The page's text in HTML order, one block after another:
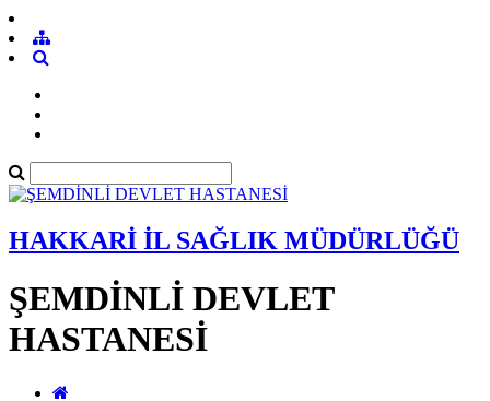
HAKKARİ İL SAĞLIK MÜDÜRLÜĞÜ
ŞEMDİNLİ DEVLET
HASTANESİ